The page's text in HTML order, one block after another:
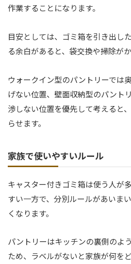
作業することになります。
目安としては、ゴミ箱を引き出し
る余白があると、袋交換や掃除が
ウォークイン型のパントリーでは
げない位置、壁面収納型のパント
渉しない位置を優先して考えると
らせます。
家族で使いやすいルール
キャスター付きゴミ箱は使う人が
すい一方で、分別ルールがあいま
くなります。
パントリーはキッチンの裏側のよ
ため、ラベルがないと家族が何を